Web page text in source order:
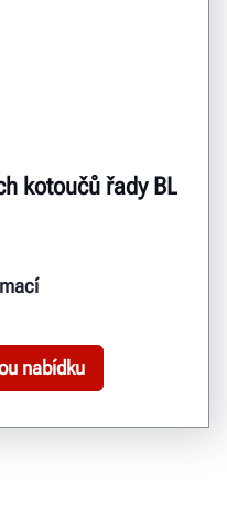
kotoučů řady BL
nabídku